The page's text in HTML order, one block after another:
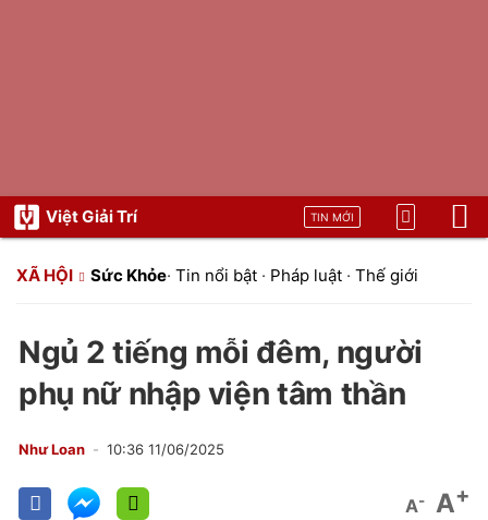
Việt Giải Trí TIN MỚI
XÃ HỘI Sức Khỏe· Tin nổi bật · Pháp luật · Thế giới
Ngủ 2 tiếng mỗi đêm, người
phụ nữ nhập viện tâm thần
Như Loan 10:36 11/06/2025
A- A+